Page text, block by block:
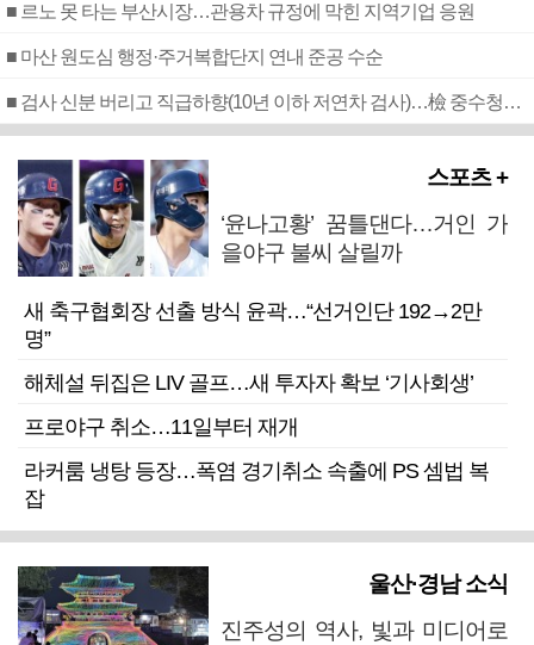
■ 르노 못 타는 부산시장…관용차 규정에 막힌 지역기업 응원
■ 마산 원도심 행정·주거복합단지 연내 준공 수순
■ 검사 신분 버리고 직급하향(10년 이하 저연차 검사)…檢 중수청행 기피
스포츠 +
‘윤나고황’ 꿈틀댄다…거인 가
을야구 불씨 살릴까
새 축구협회장 선출 방식 윤곽…“선거인단 192→2만
명”
해체설 뒤집은 LIV 골프…새 투자자 확보 ‘기사회생’
프로야구 취소…11일부터 재개
라커룸 냉탕 등장…폭염 경기취소 속출에 PS 셈법 복
잡
울산·경남 소식
진주성의 역사, 빛과 미디어로